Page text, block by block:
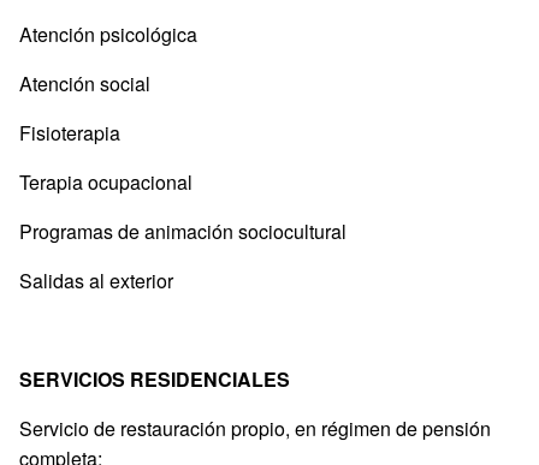
Atención psicológica
Atención social
Fisioterapia
Terapia ocupacional
Programas de animación sociocultural
Salidas al exterior
SERVICIOS RESIDENCIALES
Servicio de restauración propio, en régimen de pensión
completa: